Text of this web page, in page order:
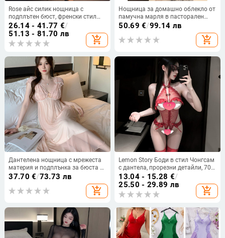
Rose айс силик нощница с
подплътен бюст, френски стил
презрамки, дълга до коляното с
дантела
26.14 - 41.77 €/
51.13 - 81.70 лв
add_shopping_cart
Нощница за домашно облекло от
памучна марля в пасторален
стил с дантела, V-образно
деколте, дълги ръкави, средна
дължина
50.69 €/99.14 лв
add_shopping_cart
Дантелена нощница с мрежеста
материя и подплънка за бюста —
Sling стил, V-образно деколте, ¾
37.70 €/73.73 лв
add_shopping_cart
Lemon Story Боди в стил Чонгсам
с дантела, прорезни детайли, 70–
80% полиестер
13.04 - 15.28 €/
25.50 - 29.89 лв
add_shopping_cart